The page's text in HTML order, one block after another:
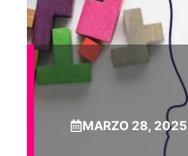
MARZO 28, 2025